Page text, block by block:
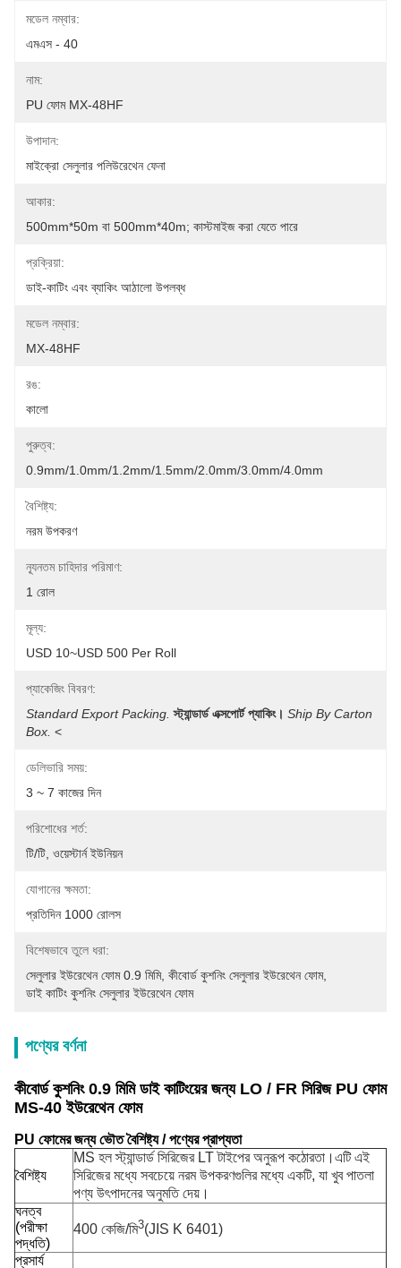
মডেল নম্বার:
এমএস - 40
নাম:
PU ফোম MX-48HF
উপাদান:
মাইক্রো সেলুলার পলিউরেথেন ফেনা
আকার:
500mm*50m বা 500mm*40m; কাস্টমাইজ করা যেতে পারে
প্রক্রিয়া:
ডাই-কাটিং এবং ব্যাকিং আঠালো উপলব্ধ
মডেল নম্বার:
MX-48HF
রঙ:
কালো
পুরুত্ব:
0.9mm/1.0mm/1.2mm/1.5mm/2.0mm/3.0mm/4.0mm
বৈশিষ্ট্য:
নরম উপকরণ
ন্যূনতম চাহিদার পরিমাণ:
1 রোল
মূল্য:
USD 10~USD 500 Per Roll
প্যাকেজিং বিবরণ:
Standard Export Packing. স্ট্যান্ডার্ড এক্সপোর্ট প্যাকিং। Ship By Carton
Box. <
ডেলিভারি সময়:
3 ~ 7 কাজের দিন
পরিশোধের শর্ত:
টি/টি, ওয়েস্টার্ন ইউনিয়ন
যোগানের ক্ষমতা:
প্রতিদিন 1000 রোলস
বিশেষভাবে তুলে ধরা:
সেলুলার ইউরেথেন ফোম 0.9 মিমি, কীবোর্ড কুশনিং সেলুলার ইউরেথেন ফোম,
ডাই কাটিং কুশনিং সেলুলার ইউরেথেন ফোম
পণ্যের বর্ণনা
কীবোর্ড কুশনিং 0.9 মিমি ডাই কাটিংয়ের জন্য LO / FR সিরিজ PU ফোম
MS-40 ইউরেথেন ফোম
PU ফোমের জন্য ভৌত বৈশিষ্ট্য / পণ্যের প্রাপ্যতা
বৈশিষ্ট্য
MS হল স্ট্যান্ডার্ড সিরিজের LT টাইপের অনুরূপ কঠোরতা।এটি এই
সিরিজের মধ্যে সবচেয়ে নরম উপকরণগুলির মধ্যে একটি, যা খুব পাতলা
পণ্য উৎপাদনের অনুমতি দেয়।
ঘনত্ব
(পরীক্ষা
পদ্ধতি)
400 কেজি/মি3(JIS K 6401)
প্রসার্য